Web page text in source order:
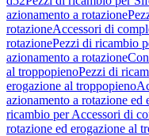
azionamento a rotazione
rotazioneAccessori di
rotazionePezzi di ricambio
azionamento a rotazione
al troppopienoPezzi di
erogazione al troppopieno
azionamento a rotazione
ricambio per Accessori di
rotazione ed erogazione al